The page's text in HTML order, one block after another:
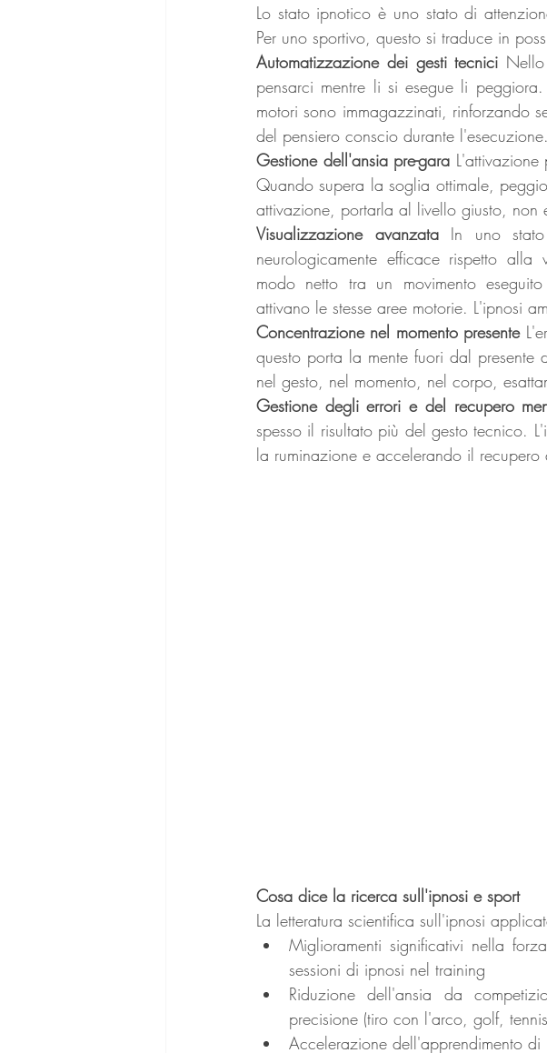
Lo stato ipnotico è uno stato di
Per uno sportivo, questo si traduce in
Automatizzazione dei gesti tecnici
pensarci mentre li si esegue li
motori sono immagazzinati, rinforzando
del pensiero conscio durante l'esecuzione.
Gestione dell'ansia pre-gara
Quando supera la soglia ottimale,
attivazione, portarla al livello giusto, non
Visualizzazione avanzata In uno stato
neurologicamente efficace rispetto
modo netto tra un movimento
attivano le stesse aree motorie. L'ipnosi
Concentrazione nel momento presente
questo porta la mente fuori dal
nel gesto, nel momento, nel corpo,
Gestione degli errori e del recupero
spesso il risultato più del gesto tecnico.
la ruminazione e accelerando il recupero
Cosa dice la ricerca sull'ipnosi e sport
La letteratura scientifica sull'ipnosi
Miglioramenti significativi nella
sessioni di ipnosi nel training
Riduzione dell'ansia da
precisione (tiro con l'arco, golf,
Accelerazione dell'apprendimento